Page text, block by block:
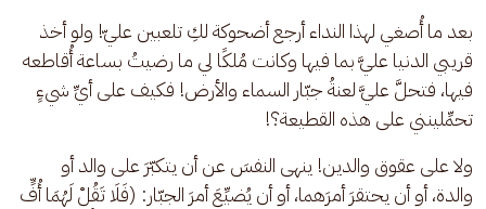
بعد ما أُصغي لهذا النداء أرجع أضحوكة لكِ تلعبين عليّ! ولو أخذ
قريبي الدنيا عليَّ بما فيها وكانت مُلكًا لي ما رضيتُ بساعة أُقاطعه
فيها، فتحلَّ عليَّ لعنةُ جبّار السماء والأرض! فكيف على أيِّ شيءٍ
تحمِّلينني على هذه القطيعة؟!
ولا على عقوق والدين! ينهى النفسَ عن أن يتكبّرَ على والد أو
والدة، أو أن يحتقرَ أمرَهما، أو أن يُضيِّعَ أمرَ الجبّار: (فَلَا تَقُلْ لَهُمَا أُفٍّ